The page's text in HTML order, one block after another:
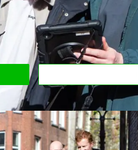
arrangement? Als je bereid bent